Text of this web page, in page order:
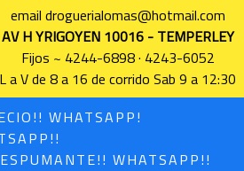
email droguerialomas@hotmail.com
AV H YRIGOYEN 10016 - TEMPERLEY
Fijos ~ 4244-6898 · 4243-6052
L a V de 8 a 16 de corrido Sab 9 a 12:30
WHATSAPP!
WHATSAPP!!